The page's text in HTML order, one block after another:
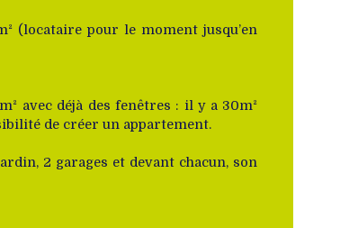
(locataire pour le moment jusqu’en
avec déjà des fenêtres : il y a 30m²
de créer un appartement.
2 garages et devant chacun, son